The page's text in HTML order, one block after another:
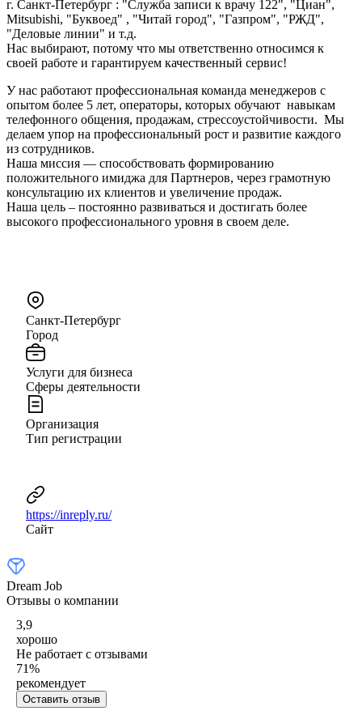
г. Санкт-Петербург : "Служба записи к врачу 122", "Циан",
Mitsubishi, "Буквоед" , "Читай город", "Газпром", "РЖД",
"Деловые линии" и т.д.
Нас выбирают, потому что мы ответственно относимся к
своей работе и гарантируем качественный сервис!
У нас работают профессиональная команда менеджеров с
опытом более 5 лет, операторы, которых обучают навыкам
телефонного общения, продажам, стрессоустойчивости. Мы
делаем упор на профессиональный рост и развитие каждого
из сотрудников.
Наша миссия — способствовать формированию
положительного имиджа для Партнеров, через грамотную
консультацию их клиентов и увеличение продаж.
Наша цель – постоянно развиваться и достигать более
высокого профессионального уровня в своем деле.
Санкт-Петербург
Город
Услуги для бизнеса
Сферы деятельности
Организация
Тип регистрации
https://inreply.ru/
Сайт
Dream Job
Отзывы о компании
3,9
хорошо
Не работает с отзывами
71%
рекомендует
Оставить отзыв